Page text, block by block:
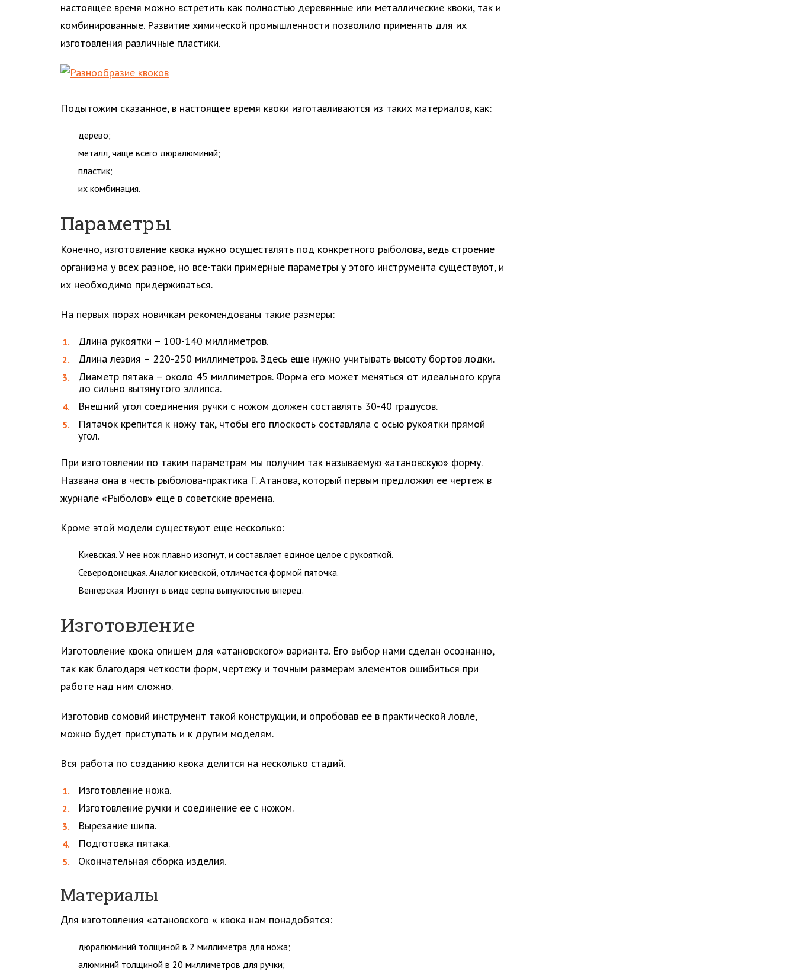
настоящее время можно встретить как полностью деревянные или металлические квоки, так и
комбинированные. Развитие химической промышленности позволило применять для их
изготовления различные пластики.
Подытожим сказанное, в настоящее время квоки изготавливаются из таких материалов, как:
дерево;
металл, чаще всего дюралюминий;
пластик;
их комбинация.
Параметры
Конечно, изготовление квока нужно осуществлять под конкретного рыболова, ведь строение
организма у всех разное, но все-таки примерные параметры у этого инструмента существуют, и
их необходимо придерживаться.
На первых порах новичкам рекомендованы такие размеры:
Длина рукоятки – 100-140 миллиметров.
Длина лезвия – 220-250 миллиметров. Здесь еще нужно учитывать высоту бортов лодки.
Диаметр пятака – около 45 миллиметров. Форма его может меняться от идеального круга
до сильно вытянутого эллипса.
Внешний угол соединения ручки с ножом должен составлять 30-40 градусов.
Пятачок крепится к ножу так, чтобы его плоскость составляла с осью рукоятки прямой
угол.
При изготовлении по таким параметрам мы получим так называемую «атановскую» форму.
Названа она в честь рыболова-практика Г. Атанова, который первым предложил ее чертеж в
журнале «Рыболов» еще в советские времена.
Кроме этой модели существуют еще несколько:
Киевская. У нее нож плавно изогнут, и составляет единое целое с рукояткой.
Северодонецкая. Аналог киевской, отличается формой пяточка.
Венгерская. Изогнут в виде серпа выпуклостью вперед.
Изготовление
Изготовление квока опишем для «атановского» варианта. Его выбор нами сделан осознанно,
так как благодаря четкости форм, чертежу и точным размерам элементов ошибиться при
работе над ним сложно.
Изготовив сомовий инструмент такой конструкции, и опробовав ее в практической ловле,
можно будет приступать и к другим моделям.
Вся работа по созданию квока делится на несколько стадий.
Изготовление ножа.
Изготовление ручки и соединение ее с ножом.
Вырезание шипа.
Подготовка пятака.
Окончательная сборка изделия.
Материалы
Для изготовления «атановского « квока нам понадобятся:
дюралюминий толщиной в 2 миллиметра для ножа;
алюминий толщиной в 20 миллиметров для ручки;